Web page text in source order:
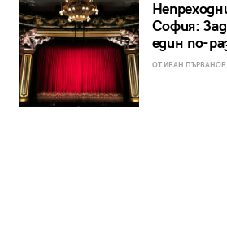
София:
един по-
ОТ ИВАН ПЪРВАНОВ